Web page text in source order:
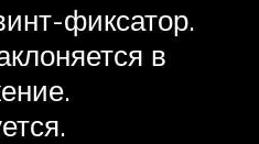
фиксатор.
в